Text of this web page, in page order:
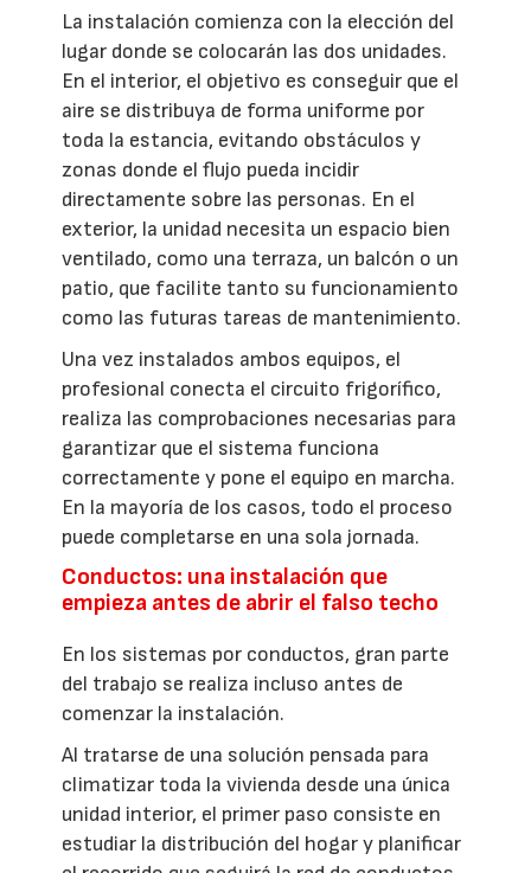
La instalación comienza con la elección del
lugar donde se colocarán las dos unidades.
En el interior, el objetivo es conseguir que el
aire se distribuya de forma uniforme por
toda la estancia, evitando obstáculos y
zonas donde el flujo pueda incidir
directamente sobre las personas. En el
exterior, la unidad necesita un espacio bien
ventilado, como una terraza, un balcón o un
patio, que facilite tanto su funcionamiento
como las futuras tareas de mantenimiento.
Una vez instalados ambos equipos, el
profesional conecta el circuito frigorífico,
realiza las comprobaciones necesarias para
garantizar que el sistema funciona
correctamente y pone el equipo en marcha.
En la mayoría de los casos, todo el proceso
puede completarse en una sola jornada.
Conductos: una instalación que
empieza antes de abrir el falso techo
En los sistemas por conductos, gran parte
del trabajo se realiza incluso antes de
comenzar la instalación.
Al tratarse de una solución pensada para
climatizar toda la vivienda desde una única
unidad interior, el primer paso consiste en
estudiar la distribución del hogar y planificar